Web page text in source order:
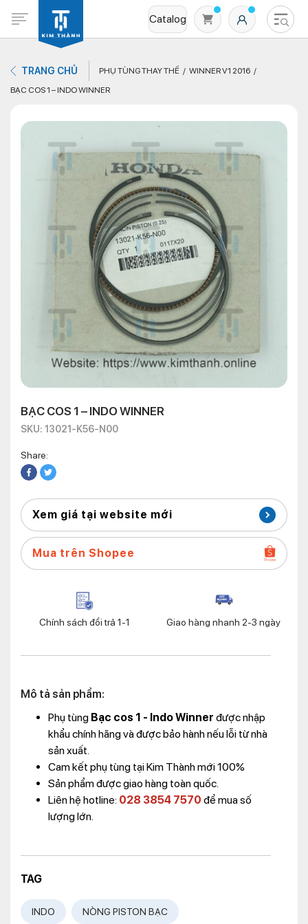
Catalog
Không có sản phẩm nào trong giỏ hàng
TRANG CHỦ PHỤ TÙNG THAY THẾ
WINNER V1 2016
BẠC COS 1 – INDO WINNER
BẠC COS 1 – INDO WINNER
SKU: 13021-K56-N00
Share:
Xem giá tại website mới
Mua trên Shopee
Chính sách đổi trả 1-1 Giao hàng nhanh 2-3 ngày
Mô tả sản phẩm:
Phụ tùng Bạc cos 1 - Indo Winner được nhập
khẩu chính hãng và được bảo hành nếu lỗi từ nhà
sản xuất.
Cam kết phụ tùng tại Kim Thành mới 100%
Sản phẩm được giao hàng toàn quốc.
Liên hệ hotline: 028 3854 7570 để mua số
lượng lớn.
TAG
INDO NÒNG PISTON BẠC